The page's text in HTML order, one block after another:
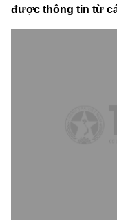
được thông tin từ